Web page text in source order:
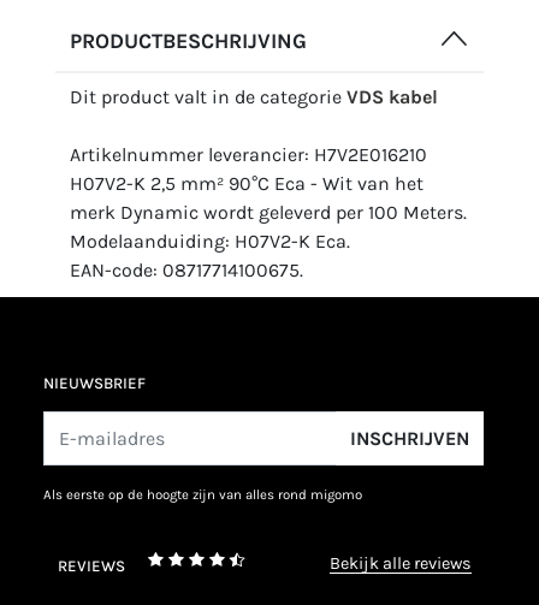
PRODUCTBESCHRIJVING
Dit product valt in de categorie VDS kabel
Artikelnummer leverancier: H7V2E016210
H07V2-K 2,5 mm² 90°C Eca - Wit van het
merk Dynamic wordt geleverd per 100 Meters.
Modelaanduiding: H07V2-K Eca.
EAN-code: 08717714100675.
NIEUWSBRIEF
INSCHRIJVEN
als eerste op de hoogte zijn van alles rond migomo
REVIEWS bekijk alle reviews